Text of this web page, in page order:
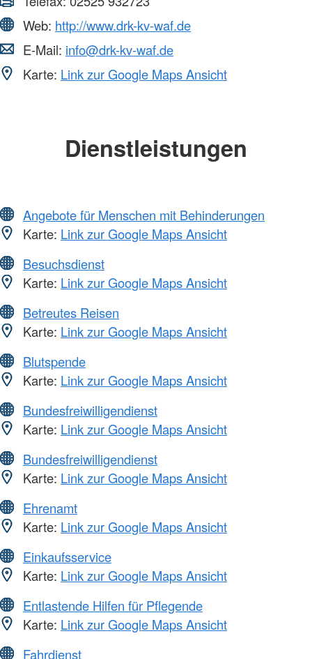
Web: http://www.drk-kv-waf.de
E-Mail: info@drk-kv-waf.de
Karte: Link zur Google Maps Ansicht
Dienstleistungen
Angebote für Menschen mit Behinderungen
Karte: Link zur Google Maps Ansicht
Besuchsdienst
Karte: Link zur Google Maps Ansicht
Betreutes Reisen
Karte: Link zur Google Maps Ansicht
Blutspende
Karte: Link zur Google Maps Ansicht
Bundesfreiwilligendienst
Karte: Link zur Google Maps Ansicht
Bundesfreiwilligendienst
Karte: Link zur Google Maps Ansicht
Ehrenamt
Karte: Link zur Google Maps Ansicht
Einkaufsservice
Karte: Link zur Google Maps Ansicht
Entlastende Hilfen für Pflegende
Karte: Link zur Google Maps Ansicht
Fahrdienst